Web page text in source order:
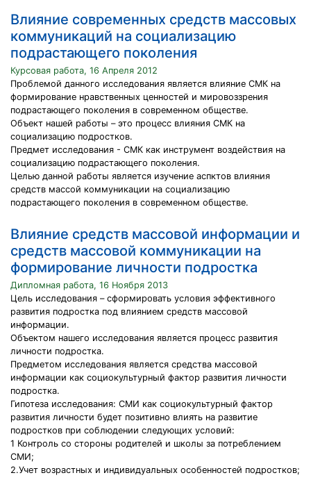
Влияние современных средств массовых
коммуникаций на социализацию
подрастающего поколения
Курсовая работа, 16 Апреля 2012
Проблемой данного исследования является влияние СМК на
формирование нравственных ценностей и мировоззрения
подрастающего поколения в современном обществе.
Объект нашей работы – это процесс влияния СМК на
социализацию подростков.
Предмет исследования - СМК как инструмент воздействия на
социализацию подрастающего поколения.
Целью данной работы является изучение аспктов влияния
средств массой коммуникации на социализацию
подрастающего поколения в современном обществе.
Влияние средств массовой информации и
средств массовой коммуникации на
формирование личности подростка
Дипломная работа, 16 Ноября 2013
Цель исследования – сформировать условия эффективного
развития подростка под влиянием средств массовой
информации.
Объектом нашего исследования является процесс развития
личности подростка.
Предметом исследования является средства массовой
информации как социокультурный фактор развития личности
подростка.
Гипотеза исследования: СМИ как социокультурный фактор
развития личности будет позитивно влиять на развитие
подростков при соблюдении следующих условий:
1 Контроль со стороны родителей и школы за потреблением
СМИ;
2.Учет возрастных и индивидуальных особенностей подростков;